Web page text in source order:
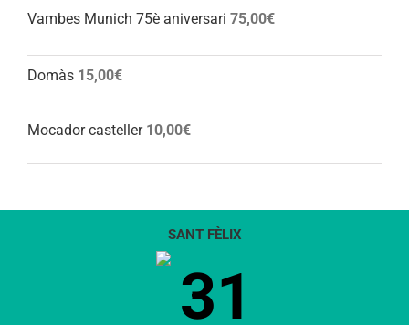
Vambes Munich 75è aniversari 75,00€
Domàs 15,00€
Mocador casteller 10,00€
SANT FÈLIX
31